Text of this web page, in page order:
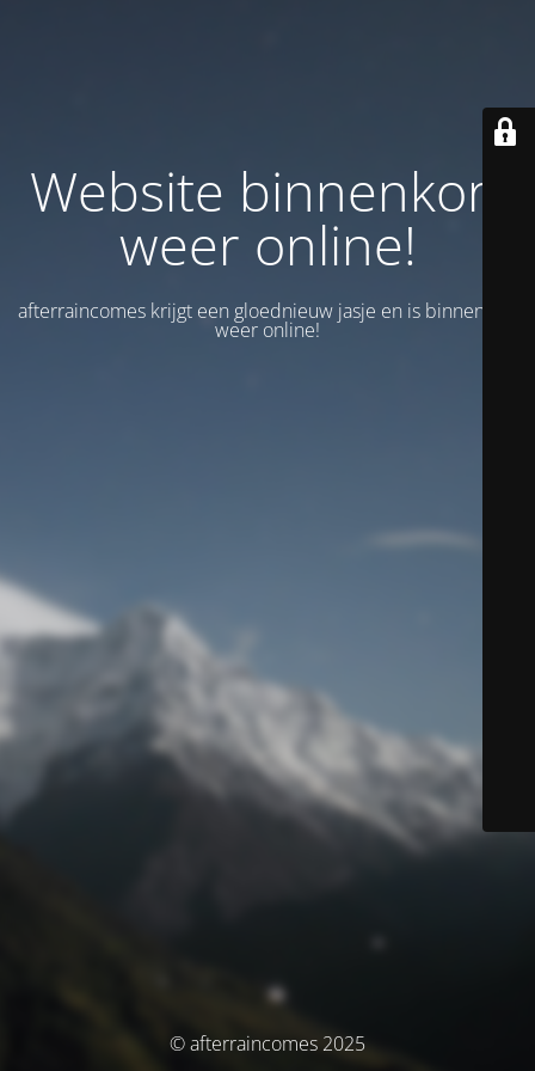
Website binnenkort
weer online!
afterraincomes krijgt een gloednieuw jasje en is binnenkort
weer online!
© afterraincomes 2025